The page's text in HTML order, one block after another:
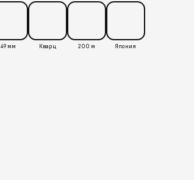
49 мм Кварц 200 м Япония